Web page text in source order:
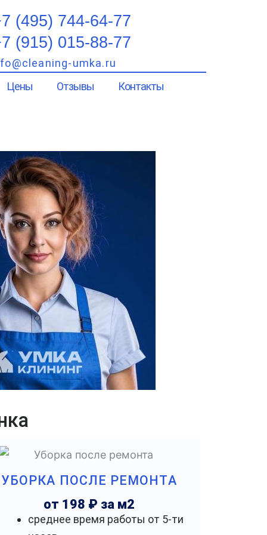
(495) 744-64-77
(915) 015-88-77
umka.ru
Цены Отзывы Контакты
УБОРКА ПОСЛЕ РЕМОНТА
от 198 ₽ за м2
среднее время работы от 5-ти